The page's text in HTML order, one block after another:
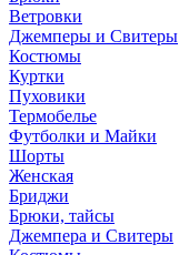
Ветровки
Джемперы и Свитеры
Костюмы
Куртки
Пуховики
Термобелье
Футболки и Майки
Шорты
Женская
Бриджи
Брюки, тайсы
Джемпера и Свитеры